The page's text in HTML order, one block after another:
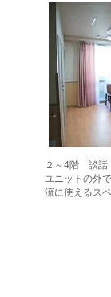
２～4階 談話
ユニットの外
流に使えるス